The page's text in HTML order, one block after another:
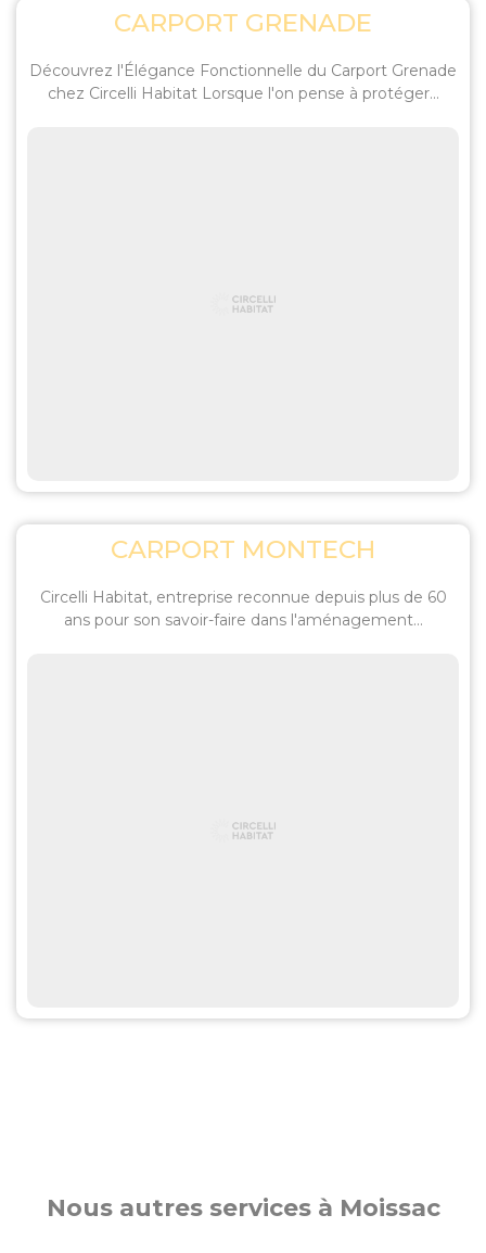
CARPORT GRENADE
Découvrez l'Élégance Fonctionnelle du Carport Grenade
chez Circelli Habitat Lorsque l'on pense à protéger...
CARPORT MONTECH
Circelli Habitat, entreprise reconnue depuis plus de 60
ans pour son savoir-faire dans l'aménagement...
Nous autres services à Moissac